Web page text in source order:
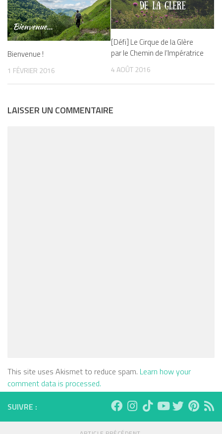
Bienvenue !
1 FÉVRIER 2016
[Défi] Le Cirque de la Glère
par le Chemin de l’Impératrice
4 AOÛT 2016
LAISSER UN COMMENTAIRE
This site uses Akismet to reduce spam. Learn how your
comment data is processed.
SUIVRE :